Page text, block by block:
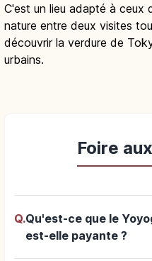
C'est un lieu adapté à ceux
nature entre deux visites
découvrir la verdure de
urbains.
Foire
Q.Qu'est-ce que le
est-elle payante ?